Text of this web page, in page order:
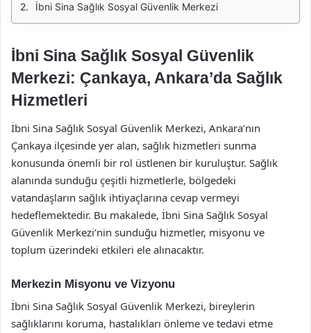
İbni Sina Sağlık Sosyal Güvenlik Merkezi
İbni Sina Sağlık Sosyal Güvenlik
Merkezi: Çankaya, Ankara’da Sağlık
Hizmetleri
İbni Sina Sağlık Sosyal Güvenlik Merkezi, Ankara’nın
Çankaya ilçesinde yer alan, sağlık hizmetleri sunma
konusunda önemli bir rol üstlenen bir kuruluştur. Sağlık
alanında sunduğu çeşitli hizmetlerle, bölgedeki
vatandaşların sağlık ihtiyaçlarına cevap vermeyi
hedeflemektedir. Bu makalede, İbni Sina Sağlık Sosyal
Güvenlik Merkezi’nin sunduğu hizmetler, misyonu ve
toplum üzerindeki etkileri ele alınacaktır.
Merkezin Misyonu ve Vizyonu
İbni Sina Sağlık Sosyal Güvenlik Merkezi, bireylerin
sağlıklarını koruma, hastalıkları önleme ve tedavi etme